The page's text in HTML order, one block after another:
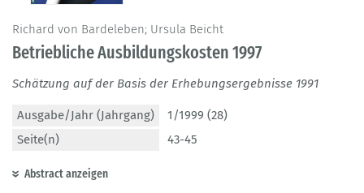
Richard von Bardeleben; Ursula Beicht
Betriebliche Ausbildungskosten 1997
Schätzung auf der Basis der Erhebungsergebnisse 1991
Ausgabe/Jahr (Jahrgang)
1/1999 (28)
Seite(n)
43-45
Abstract anzeigen